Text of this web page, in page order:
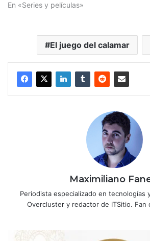
En «Series y películas»
El juego del calamar
Maximiliano
Periodista especializado en tecnologías
Overcluster y redactor de ITSitio. Fan
Mortal